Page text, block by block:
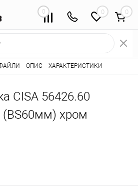
0 0
• Каталог товарів ⭐ • Дверні замки 🌟
CISA 56426.60
(BS60мм) хром
ОПИС ХАРАКТЕРИСТИКИ